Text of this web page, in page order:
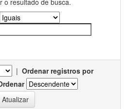
o resultado de busca.
| Ordenar registros por